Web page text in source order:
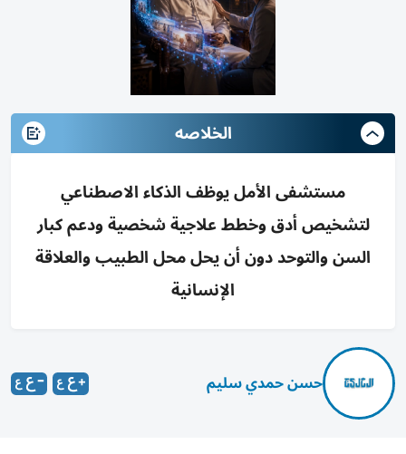
الخلاصه
مستشفى الأمل يوظف الذكاء الاصطناعي
لتشخيص أدق وخطط علاجية شخصية ودعم كبار
السن والتوحد دون أن يحل محل الطبيب والعلاقة
الإنسانية
حسن حمدي سليم